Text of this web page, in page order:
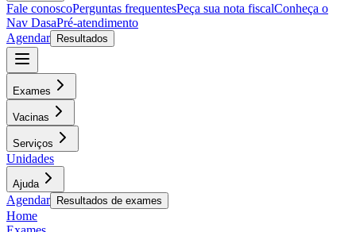
Fale conoscoPerguntas frequentesPeça sua nota fiscalConheça o
Nav DasaPré-atendimento
Agendar
Resultados
Exames
Vacinas
Serviços
Unidades
Ajuda
Agendar Resultados de exames
Home